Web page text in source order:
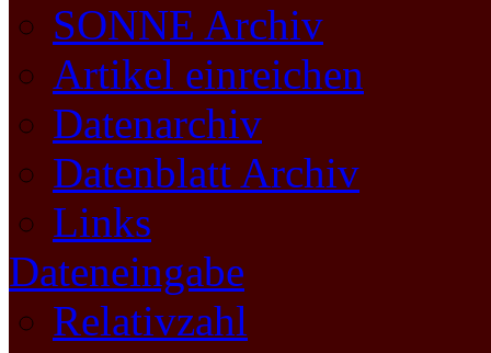
SONNE Archiv
Artikel einreichen
Datenarchiv
Datenblatt Archiv
Links
Dateneingabe
Relativzahl